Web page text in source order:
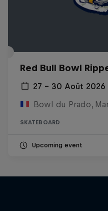
Red Bull Bowl
27 – 30 Août 2026
Bowl du Prado,
SKATEBOARD
Upcoming event